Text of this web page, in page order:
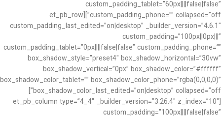
custom_padding_tablet=”60px||||false|false”
custom_padding_phone=”” collapsed=”off”][et_pb_row
custom_padding_last_edited=”on|desktop” _builder_version=”4.6.1″
custom_padding=”100px||0px|||”
custom_padding_tablet=”0px||||false|false” custom_padding_phone=””
box_shadow_style=”preset4″ box_shadow_horizontal=”30vw”
box_shadow_vertical=”0px” box_shadow_color=”#ffffff”
box_shadow_color_tablet=”” box_shadow_color_phone=”rgba(0,0,0,0)”
box_shadow_color_last_edited=”on|desktop” collapsed=”off”]
[et_pb_column type=”4_4″ _builder_version=”3.26.4″ z_index=”10″
custom_padding=”100px||||false|false”